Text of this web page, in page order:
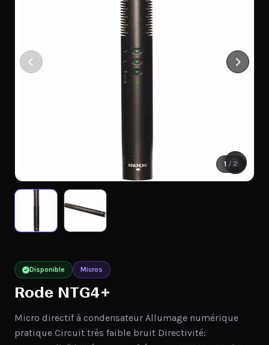
1 / 2
Disponible Micros
Rode NTG4+
Micro directif à condensateur Allumage numérique
pratique Circuit très faible bruit Directivité: